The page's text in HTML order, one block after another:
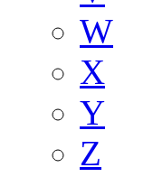
W
X
Y
Z